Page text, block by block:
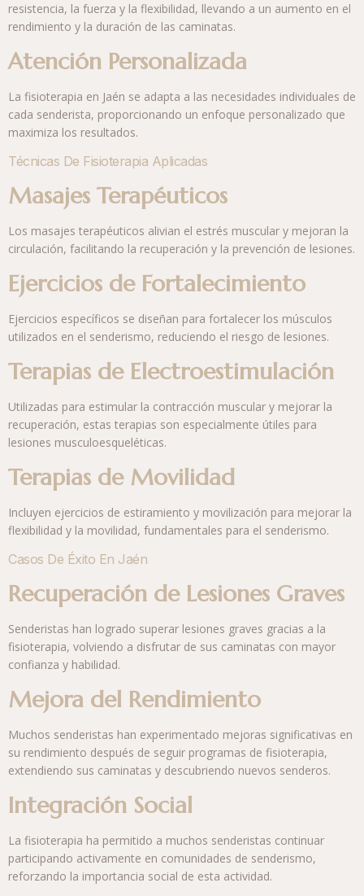
resistencia, la fuerza y la flexibilidad, llevando a un aumento en el
rendimiento y la duración de las caminatas.
Atención Personalizada
La fisioterapia en Jaén se adapta a las necesidades individuales de
cada senderista, proporcionando un enfoque personalizado que
maximiza los resultados.
Técnicas De Fisioterapia Aplicadas
Masajes Terapéuticos
Los masajes terapéuticos alivian el estrés muscular y mejoran la
circulación, facilitando la recuperación y la prevención de lesiones.
Ejercicios de Fortalecimiento
Ejercicios específicos se diseñan para fortalecer los músculos
utilizados en el senderismo, reduciendo el riesgo de lesiones.
Terapias de Electroestimulación
Utilizadas para estimular la contracción muscular y mejorar la
recuperación, estas terapias son especialmente útiles para
lesiones musculoesqueléticas.
Terapias de Movilidad
Incluyen ejercicios de estiramiento y movilización para mejorar la
flexibilidad y la movilidad, fundamentales para el senderismo.
Casos De Éxito En Jaén
Recuperación de Lesiones Graves
Senderistas han logrado superar lesiones graves gracias a la
fisioterapia, volviendo a disfrutar de sus caminatas con mayor
confianza y habilidad.
Mejora del Rendimiento
Muchos senderistas han experimentado mejoras significativas en
su rendimiento después de seguir programas de fisioterapia,
extendiendo sus caminatas y descubriendo nuevos senderos.
Integración Social
La fisioterapia ha permitido a muchos senderistas continuar
participando activamente en comunidades de senderismo,
reforzando la importancia social de esta actividad.